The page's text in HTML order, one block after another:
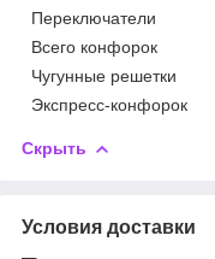
Переключатели
Всего конфорок
Чугунные решетки
Экспресс-конфорок
Скрыть
Условия доставки